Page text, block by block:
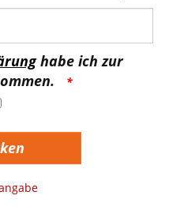
habe ich zur